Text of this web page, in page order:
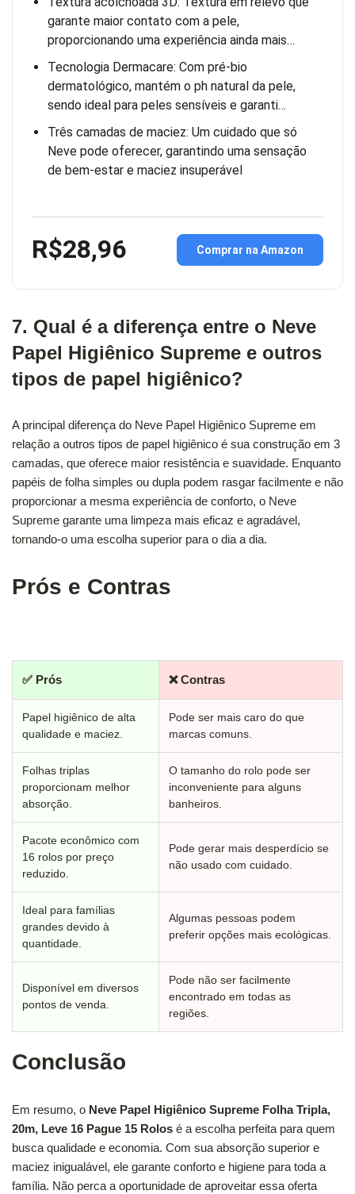
garante maior contato com a pele,
proporcionando uma experiência ainda mais…
Tecnologia Dermacare: Com pré-bio
dermatológico, mantém o ph natural da pele,
sendo ideal para peles sensíveis e garanti…
Três camadas de maciez: Um cuidado que só
Neve pode oferecer, garantindo uma sensação
de bem-estar e maciez insuperável
R$28,96 Comprar na Amazon
7. Qual é a diferença entre o Neve
Papel Higiênico Supreme e outros
tipos de papel higiênico?
A principal diferença do Neve Papel Higiênico Supreme em
relação a outros tipos de papel higiênico é sua construção em 3
camadas, que oferece maior resistência e suavidade. Enquanto
papéis de folha simples ou dupla podem rasgar facilmente e não
proporcionar a mesma experiência de conforto, o Neve
Supreme garante uma limpeza mais eficaz e agradável,
tornando-o uma escolha superior para o dia a dia.
Prós e Contras
✅ Prós ❌ Contras
Papel higiênico de alta
qualidade e maciez.
Pode ser mais caro do que
marcas comuns.
Folhas triplas
proporcionam melhor
absorção.
O tamanho do rolo pode ser
inconveniente para alguns
banheiros.
Pacote econômico com
16 rolos por preço
reduzido.
Pode gerar mais desperdício se
não usado com cuidado.
Ideal para famílias
grandes devido à
quantidade.
Algumas pessoas podem
preferir opções mais ecológicas.
Disponível em diversos
pontos de venda.
Pode não ser facilmente
encontrado em todas as
regiões.
Conclusão
Em resumo, o Neve Papel Higiênico Supreme Folha Tripla,
20m, Leve 16 Pague 15 Rolos é a escolha perfeita para quem
busca qualidade e economia. Com sua absorção superior e
maciez inigualável, ele garante conforto e higiene para toda a
família. Não perca a oportunidade de aproveitar essa oferta